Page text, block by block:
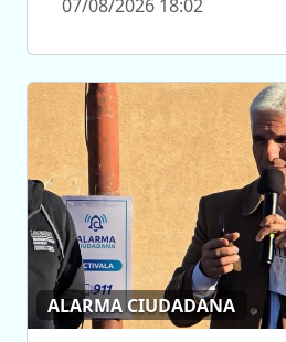
07/08/2026 18:02
ALARMA CIUDADANA